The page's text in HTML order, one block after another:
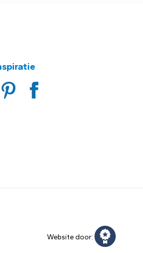
Website door: